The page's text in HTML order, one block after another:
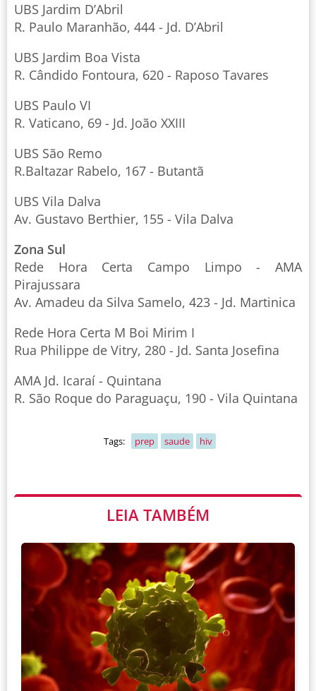
UBS Jardim D’Abril
R. Paulo Maranhão, 444 - Jd. D’Abril
UBS Jardim Boa Vista
R. Cândido Fontoura, 620 - Raposo Tavares
UBS Paulo VI
R. Vaticano, 69 - Jd. João XXIII
UBS São Remo
R.Baltazar Rabelo, 167 - Butantã
UBS Vila Dalva
Av. Gustavo Berthier, 155 - Vila Dalva
Zona Sul
Rede Hora Certa Campo Limpo - AMA
Pirajussara
Av. Amadeu da Silva Samelo, 423 - Jd. Martinica
Rede Hora Certa M Boi Mirim I
Rua Philippe de Vitry, 280 - Jd. Santa Josefina
AMA Jd. Icaraí - Quintana
R. São Roque do Paraguaçu, 190 - Vila Quintana
Tags: prep saude hiv
LEIA TAMBÉM